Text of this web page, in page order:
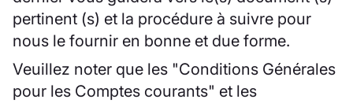
pertinent (s) et la procédure à suivre pour
nous le fournir en bonne et due forme.
Veuillez noter que les "Conditions Générales
pour les Comptes courants" et les